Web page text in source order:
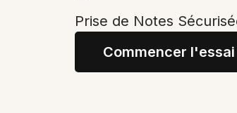
Prise de Notes
Commencer